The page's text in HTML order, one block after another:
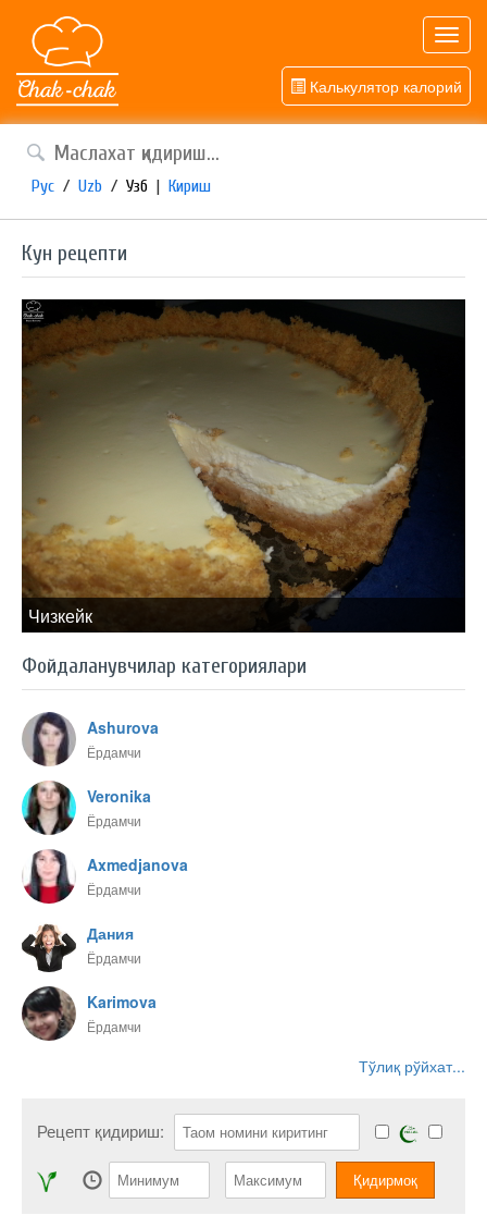
Калькулятор калорий
Рус / Uzb / Узб | Кириш
Кун рецепти
Чизкейк
Фойдаланувчилар категориялари
Ashurova
Ёрдамчи
Veronika
Ёрдамчи
Axmedjanova
Ёрдамчи
Дания
Ёрдамчи
Karimova
Ёрдамчи
Тўлиқ рўйхат...
Рецепт қидириш: